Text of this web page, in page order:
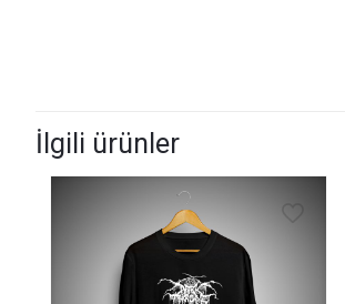
İlgili ürünler